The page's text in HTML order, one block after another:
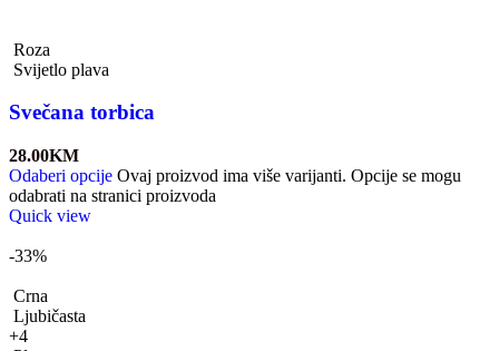
Roza
Svijetlo plava
Svečana torbica
28.00KM
Odaberi opcije Ovaj proizvod ima više varijanti. Opcije se mogu
odabrati na stranici proizvoda
Quick view
-33%
Crna
Ljubičasta
+4